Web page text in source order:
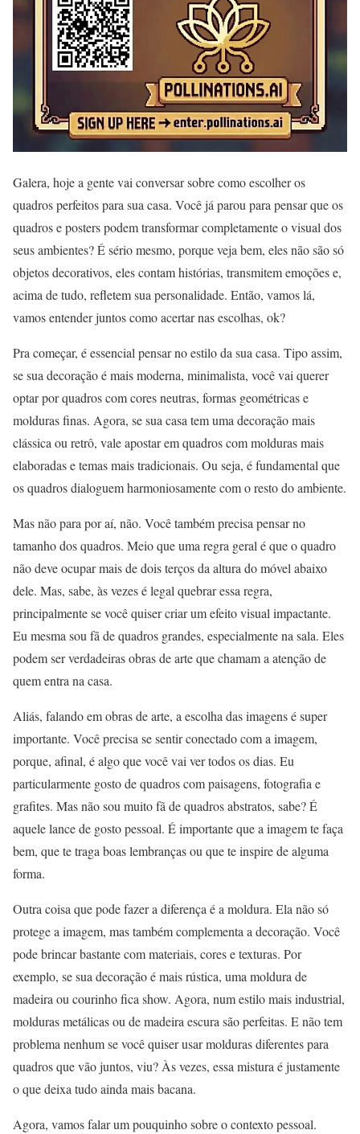
Galera, hoje a gente vai conversar sobre como escolher os
quadros perfeitos para sua casa. Você já parou para pensar que os
quadros e posters podem transformar completamente o visual dos
seus ambientes? É sério mesmo, porque veja bem, eles não são só
objetos decorativos, eles contam histórias, transmitem emoções e,
acima de tudo, refletem sua personalidade. Então, vamos lá,
vamos entender juntos como acertar nas escolhas, ok?
Pra começar, é essencial pensar no estilo da sua casa. Tipo assim,
se sua decoração é mais moderna, minimalista, você vai querer
optar por quadros com cores neutras, formas geométricas e
molduras finas. Agora, se sua casa tem uma decoração mais
clássica ou retrô, vale apostar em quadros com molduras mais
elaboradas e temas mais tradicionais. Ou seja, é fundamental que
os quadros dialoguem harmoniosamente com o resto do ambiente.
Mas não para por aí, não. Você também precisa pensar no
tamanho dos quadros. Meio que uma regra geral é que o quadro
não deve ocupar mais de dois terços da altura do móvel abaixo
dele. Mas, sabe, às vezes é legal quebrar essa regra,
principalmente se você quiser criar um efeito visual impactante.
Eu mesma sou fã de quadros grandes, especialmente na sala. Eles
podem ser verdadeiras obras de arte que chamam a atenção de
quem entra na casa.
Aliás, falando em obras de arte, a escolha das imagens é super
importante. Você precisa se sentir conectado com a imagem,
porque, afinal, é algo que você vai ver todos os dias. Eu
particularmente gosto de quadros com paisagens, fotografia e
grafites. Mas não sou muito fã de quadros abstratos, sabe? É
aquele lance de gosto pessoal. É importante que a imagem te faça
bem, que te traga boas lembranças ou que te inspire de alguma
forma.
Outra coisa que pode fazer a diferença é a moldura. Ela não só
protege a imagem, mas também complementa a decoração. Você
pode brincar bastante com materiais, cores e texturas. Por
exemplo, se sua decoração é mais rústica, uma moldura de
madeira ou courinho fica show. Agora, num estilo mais industrial,
molduras metálicas ou de madeira escura são perfeitas. E não tem
problema nenhum se você quiser usar molduras diferentes para
quadros que vão juntos, viu? Às vezes, essa mistura é justamente
o que deixa tudo ainda mais bacana.
Agora, vamos falar um pouquinho sobre o contexto pessoal.